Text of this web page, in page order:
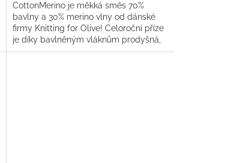
CottonMerino je měkká směs 70%
bavlny a 30% merino vlny od dánské
firmy Knitting for Olive! Celoroční příze
je díky bavlněným vláknům prodyšná,
zatímco vlna dodává přízi na...